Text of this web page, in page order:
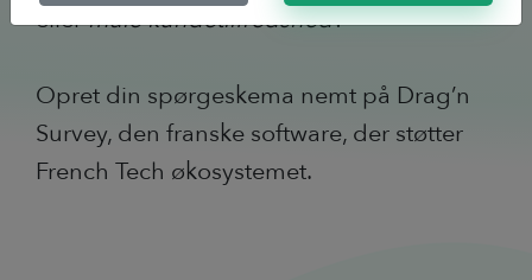
ellermåle kundetilfredshed?
Opret din spørgeskema nemt på Drag’n
Survey, den franske software, der støtter
French Tech økosystemet.